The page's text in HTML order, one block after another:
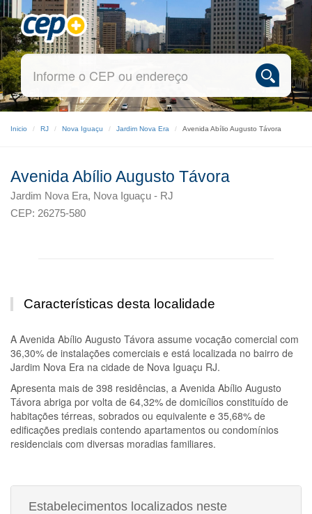
Inicio RJ Nova Iguaçu Jardim Nova Era Avenida Abílio Augusto Távora
Avenida Abílio Augusto Távora
Jardim Nova Era, Nova Iguaçu - RJ
CEP: 26275-580
Características desta localidade
A Avenida Abílio Augusto Távora assume vocação comercial com
36,30% de instalações comerciais e está localizada no bairro de
Jardim Nova Era na cidade de Nova Iguaçu RJ.
Apresenta mais de 398 residências, a Avenida Abílio Augusto
Távora abriga por volta de 64,32% de domicílios constituído de
habitações térreas, sobrados ou equivalente e 35,68% de
edificações prediais contendo apartamentos ou condomínios
residenciais com diversas moradias familiares.
Estabelecimentos localizados neste